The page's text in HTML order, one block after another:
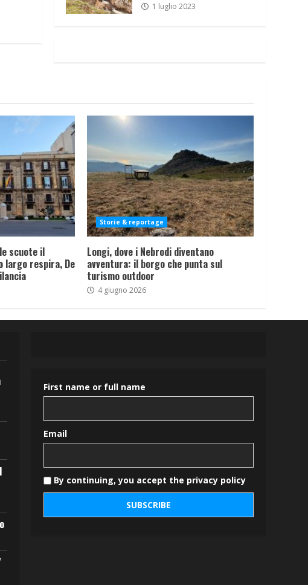
1 luglio 2023
scuote il
largo respira, De
Storie & reportage
Longi, dove i Nebrodi diventano
avventura: il borgo che punta sul
turismo outdoor
4 giugno 2026
First name or full name
Email
By continuing, you accept the privacy policy